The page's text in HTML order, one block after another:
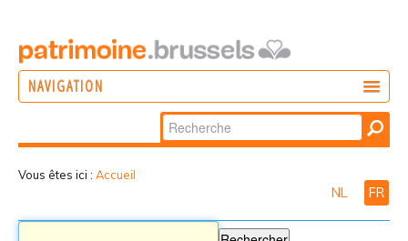
NAVIGATION
Chercher par
Recherche
Vous êtes ici : Accueil
NL FR